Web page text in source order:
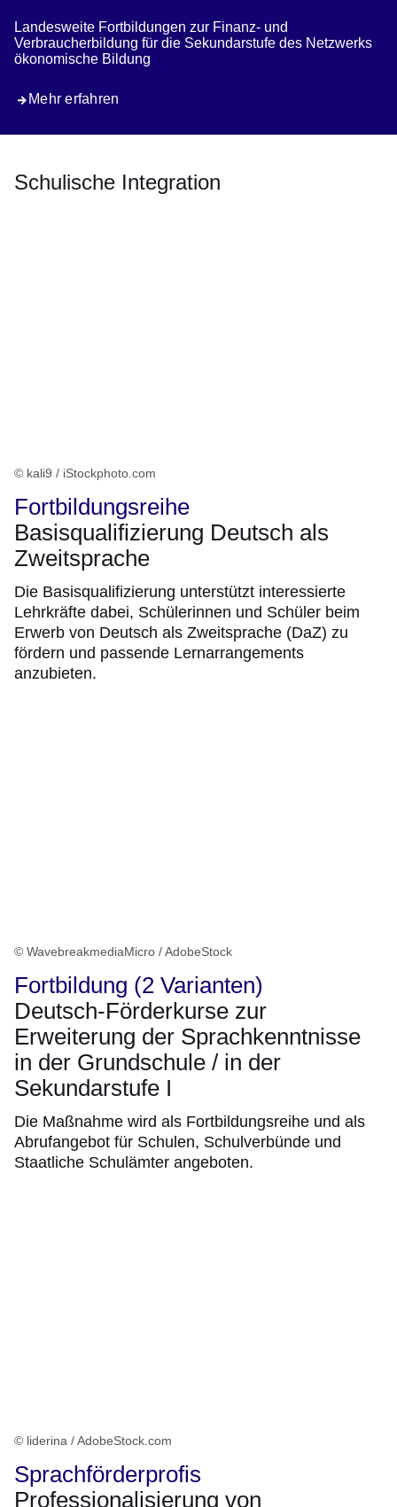
Landesweite Fortbildungen zur Finanz- und
Verbraucherbildung für die Sekundarstufe des Netzwerks
ökonomische Bildung
Mehr erfahren
Schulische Integration
© kali9 / iStockphoto.com
Fortbildungsreihe
Basisqualifizierung Deutsch als
Zweitsprache
Die Basisqualifizierung unterstützt interessierte
Lehrkräfte dabei, Schülerinnen und Schüler beim
Erwerb von Deutsch als Zweitsprache (DaZ) zu
fördern und passende Lernarrangements
anzubieten.
© WavebreakmediaMicro / AdobeStock
Fortbildung (2 Varianten)
Deutsch-Förderkurse zur
Erweiterung der Sprachkenntnisse
in der Grundschule / in der
Sekundarstufe I
Die Maßnahme wird als Fortbildungsreihe und als
Abrufangebot für Schulen, Schulverbünde und
Staatliche Schulämter angeboten.
© liderina / AdobeStock.com
Sprachförderprofis
Professionalisierung von